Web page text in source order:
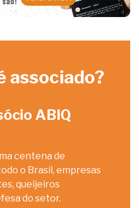
associado?
ABIQ
centena de
o Brasil, empresas
queijeiros
do setor.